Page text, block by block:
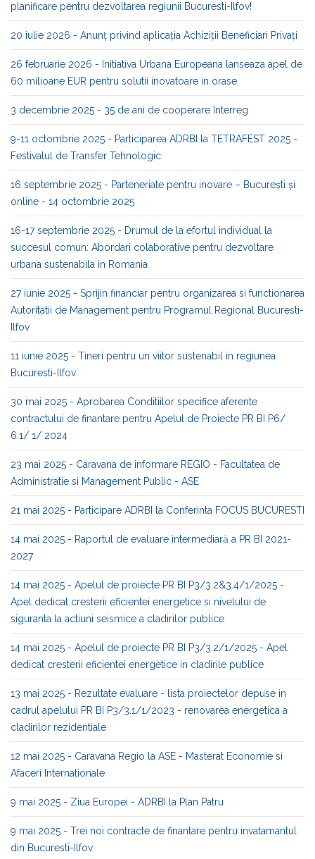
planificare pentru dezvoltarea regiunii Bucuresti-Ilfov!
20 iulie 2026 - Anunț privind aplicația Achiziții Beneficiari Privați
26 februarie 2026 - Initiativa Urbana Europeana lanseaza apel de
60 milioane EUR pentru solutii inovatoare in orase
3 decembrie 2025 - 35 de ani de cooperare Interreg
9-11 octombrie 2025 - Participarea ADRBI la TETRAFEST 2025 -
Festivalul de Transfer Tehnologic
16 septembrie 2025 - Parteneriate pentru inovare – București și
online - 14 octombrie 2025
16-17 septembrie 2025 - Drumul de la efortul individual la
succesul comun: Abordari colaborative pentru dezvoltare
urbana sustenabila in Romania
27 iunie 2025 - Sprijin financiar pentru organizarea si functionarea
Autoritatii de Management pentru Programul Regional Bucuresti-
Ilfov
11 iunie 2025 - Tineri pentru un viitor sustenabil in regiunea
Bucuresti-Ilfov
30 mai 2025 - Aprobarea Conditiilor specifice aferente
contractului de finantare pentru Apelul de Proiecte PR BI P6/
6.1/ 1/ 2024
23 mai 2025 - Caravana de informare REGIO - Facultatea de
Administratie si Management Public - ASE
21 mai 2025 - Participare ADRBI la Conferinta FOCUS BUCURESTI
14 mai 2025 - Raportul de evaluare intermediară a PR BI 2021-
2027
14 mai 2025 - Apelul de proiecte PR BI P3/3.2&3.4/1/2025 -
Apel dedicat cresterii eficientei energetice si nivelului de
siguranta la actiuni seismice a cladirilor publice
14 mai 2025 - Apelul de proiecte PR BI P3/3.2/1/2025 - Apel
dedicat cresterii eficientei energetice in cladirile publice
13 mai 2025 - Rezultate evaluare - lista proiectelor depuse in
cadrul apelului PR BI P3/3.1/1/2023 - renovarea energetica a
cladirilor rezidentiale
12 mai 2025 - Caravana Regio la ASE - Masterat Economie si
Afaceri Internationale
9 mai 2025 - Ziua Europei - ADRBI la Plan Patru
9 mai 2025 - Trei noi contracte de finantare pentru invatamantul
din Bucuresti-Ilfov